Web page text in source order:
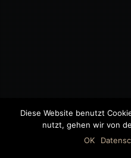
©2018 MWB –
Diese Website benutzt
nutzt, gehen wir von
OK